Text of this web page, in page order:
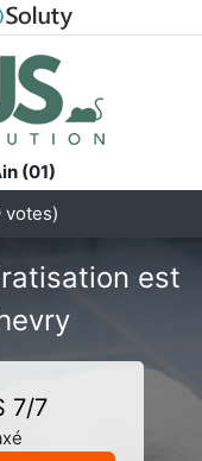
(01)
votes)
est
7/7